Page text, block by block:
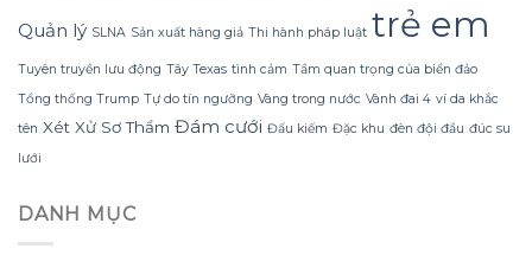
Homespa
Quản lý SLNA Sản xuất hàng giả Thi hành pháp luật trẻ em
Tuyên truyền lưu động Tây Texas tình cảm Tầm quan trọng của biển đảo
Tổng thống Trump Tự do tín ngưỡng Vàng trong nước Vành đai 4 ví da khắc
tên Xét Xử Sơ Thẩm Đám cưới Đấu kiếm Đặc khu đèn đội đầu đúc su
lưới
DANH MỤC